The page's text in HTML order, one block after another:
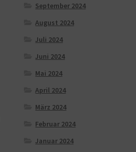
September 2024
August 2024
Juli 2024
Juni 2024
Mai 2024
April 2024
März 2024
Februar 2024
Januar 2024